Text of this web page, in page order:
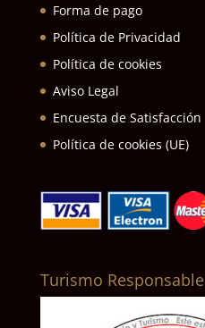
Forma de pago
Política de Privacidad
Política de cookies
Aviso Legal
Encuesta de Satisfacción
Política de cookies (UE)
Turismo Responsable